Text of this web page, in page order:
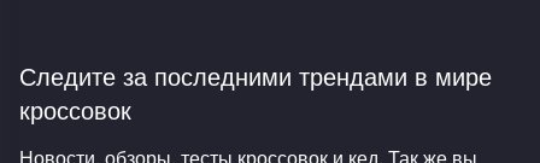
Следите за последними трендами в мире
кроссовок
Новости, обзоры, тесты кроссовок и кед. Так же вы